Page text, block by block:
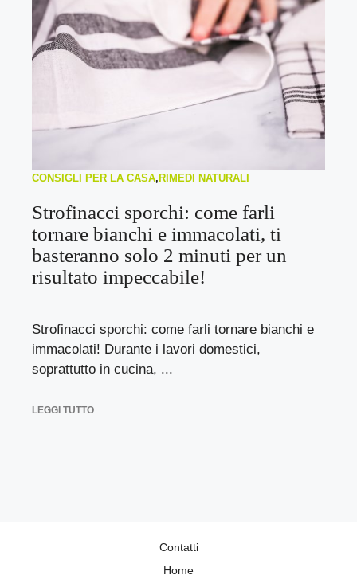
CONSIGLI PER LA CASA,RIMEDI NATURALI
Strofinacci sporchi: come farli
tornare bianchi e immacolati, ti
basteranno solo 2 minuti per un
risultato impeccabile!
Strofinacci sporchi: come farli tornare bianchi e
immacolati! Durante i lavori domestici,
soprattutto in cucina, ...
LEGGI TUTTO
Contatti
Home